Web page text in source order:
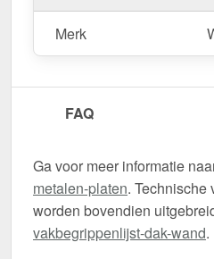
Merk
FAQ
Ga voor meer informatie
metalen-platen. Technische
worden bovendien
vakbegrippenlijst-dak-wand.